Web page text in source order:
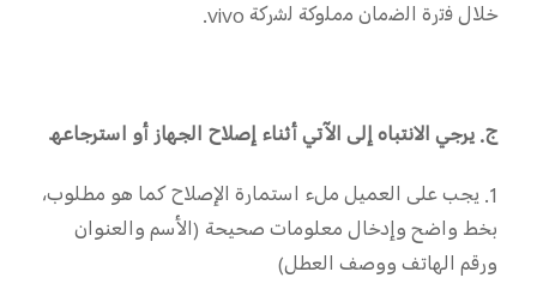
ﺧﻼل ﻓﺗرة اﻟﺿﻣﺎن ﻣﻣﻠوﻛﺔ ﻟﺷرﻛﺔ vivo.
ج. ﯾﺮﺟﻲ اﻻﻧﺘﺒﺎه إﻟﻰ اﻵﺗﻲ أﺛﻨﺎء إﺻﻼح اﻟﺠﮭﺎز أو اﺳﺘﺮﺟﺎﻋﮫ
1. يجب على العميل ملء استمارة الإصلاح كما هو مطلوب،
بخط واضح وإدخال معلومات صحيحة (الأسم والعنوان
ورقم الهاتف ووصف العطل)